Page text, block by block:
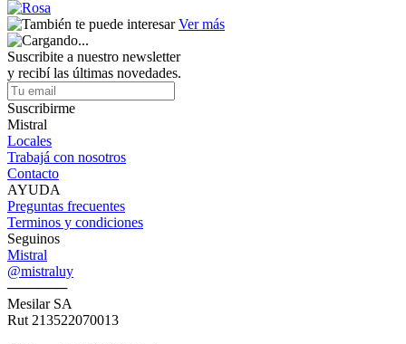
Ver más
Suscribite a nuestro newsletter
y recibí las últimas novedades.
Suscribirme
Mistral
Locales
Trabajá con nosotros
Contacto
AYUDA
Preguntas frecuentes
Terminos y condiciones
Seguinos
Mistral
@mistraluy
──────
Mesilar SA
Rut 213522070013